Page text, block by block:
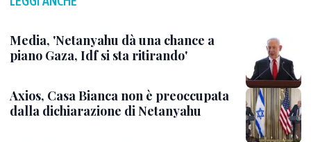
Media, 'Netanyahu dà una chance a
piano Gaza, Idf si sta ritirando'
Axios, Casa Bianca non è preoccupata
dalla dichiarazione di Netanyahu